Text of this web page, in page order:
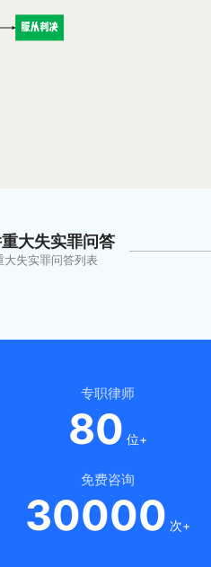
大失实罪问答
大失实罪问答列表
专职律师
80 位+
免费咨询
30000 次+